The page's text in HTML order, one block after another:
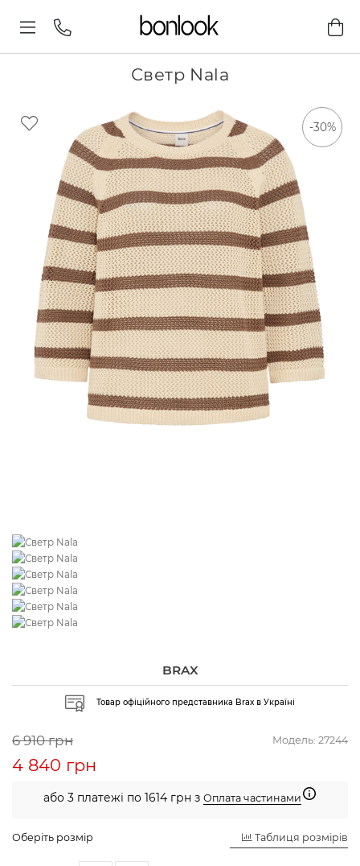
Светр Nala
-30%
BRAX
Товар офіційного представника Brax в Україні
Модель: 27244
6 910 грн
4 840 грн
або 3 платежі по 1614 грн з Оплата частинами
Оберіть розмір Таблиця розмірів